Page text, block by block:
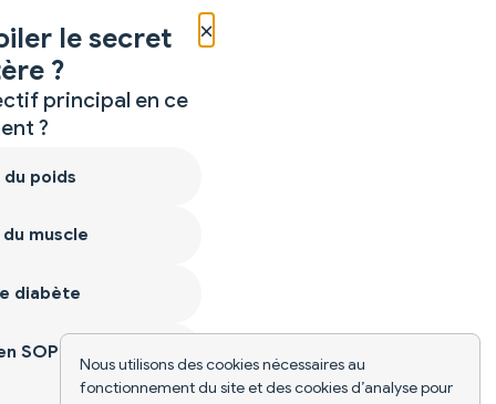
Nous utilisons des cookies nécessaires au
fonctionnement du site et des cookies d’analyse pour
×
le secret
?
principal en ce
?
poids
muscle
diabète
SOPK